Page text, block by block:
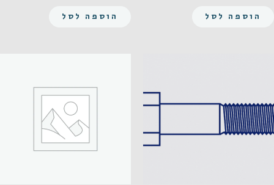
הוספה לסל הוספה לסל